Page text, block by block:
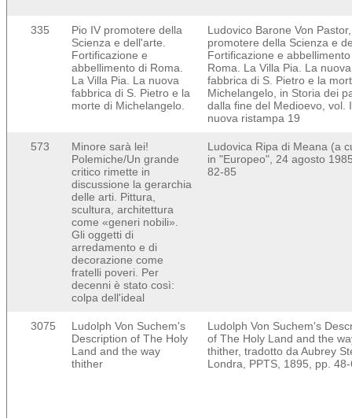
335
Pio IV promotere della
Scienza e dell'arte.
Fortificazione e
abbellimento di Roma.
La Villa Pia. La nuova
fabbrica di S. Pietro e la
morte di Michelangelo.
Ludovico Barone Von
promotere della Scienza e
Fortificazione e
Roma. La Villa Pia. La nuova
fabbrica di S. Pietro e la
Michelangelo, in Storia dei
dalla fine del Medioevo, vol.
nuova ristampa 19
573
Minore sarà lei!
Polemiche/Un grande
critico rimette in
discussione la gerarchia
delle arti. Pittura,
scultura, architettura
come «generi nobili».
Gli oggetti di
arredamento e di
decorazione come
fratelli poveri. Per
decenni è stato così:
colpa dell'ideal
Ludovica Ripa di Meana (a
in "Europeo", 24 agosto
82-85
3075
Ludolph Von Suchem's
Description of The Holy
Land and the way
thither
Ludolph Von Suchem's
of The Holy Land and the
thither, tradotto da Aubrey
Londra, PPTS, 1895, pp.